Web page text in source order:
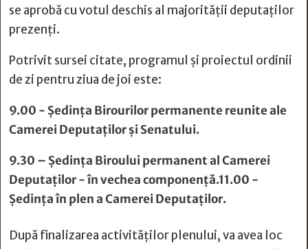
se aprobă cu votul deschis al majorităţii deputaţilor
prezenţi.
Potrivit sursei citate, programul şi proiectul ordinii
de zi pentru ziua de joi este:
9.00 - Şedinţa Birourilor permanente reunite ale
Camerei Deputaţilor şi Senatului.
9.30 – Şedinţa Biroului permanent al Camerei
Deputaţilor - în vechea componenţă.11.00 -
Şedinţa în plen a Camerei Deputaţilor.
După finalizarea activităţilor plenului, va avea loc